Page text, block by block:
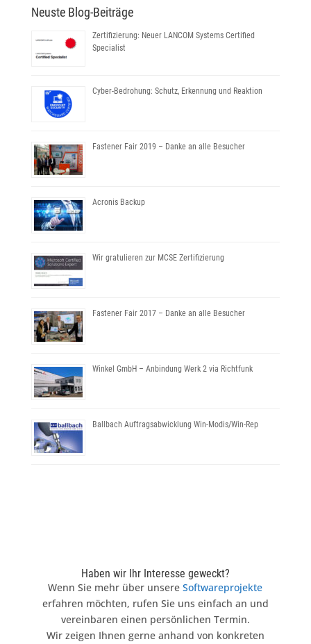
Neuste Blog-Beiträge
Zertifizierung: Neuer LANCOM Systems Certified
Specialist
Cyber-Bedrohung: Schutz, Erkennung und Reaktion
Fastener Fair 2019 – Danke an alle Besucher
Acronis Backup
Wir gratulieren zur MCSE Zertifizierung
Fastener Fair 2017 – Danke an alle Besucher
Winkel GmbH – Anbindung Werk 2 via Richtfunk
Ballbach Auftragsabwicklung Win-Modis/Win-Rep
Haben wir Ihr Interesse geweckt?
Wenn Sie mehr über unsereSoftwareprojekte
erfahren möchten, rufen Sie uns einfach an und
vereinbaren einen persönlichen Termin.
Wir zeigen Ihnen gerne anhand von konkreten